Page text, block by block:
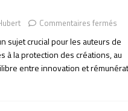
Commentaires fermés
sujet crucial pour les auteurs de
à la protection des créations, au
entre innovation et